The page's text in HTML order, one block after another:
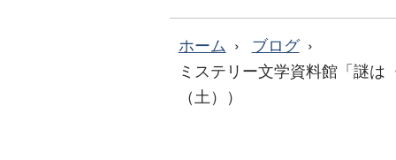
ホーム
ブログ
ミステリー文学資料館「謎
（土））